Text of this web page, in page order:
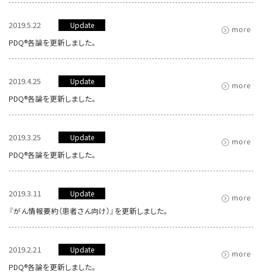
2019.5.22 Update
PDQ®各論を更新しました。
2019.4.25 Update
PDQ®各論を更新しました。
2019.3.25 Update
PDQ®各論を更新しました。
2019.3.11 Update
『がん情報要約（患者さん向け）』を更新しました。
2019.2.21 Update
PDQ®各論を更新しました。